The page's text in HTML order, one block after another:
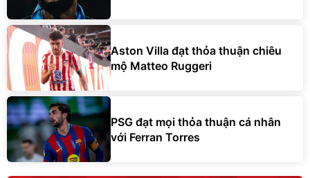
Aston Villa đạt thỏa thuận chiêu
mộ Matteo Ruggeri
PSG đạt mọi thỏa thuận cá nhân
với Ferran Torres